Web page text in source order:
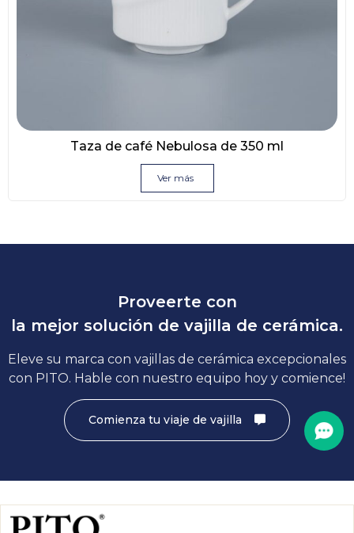
Taza de café Nebulosa de 350 ml
Ver más
Proveerte con
la mejor solución de vajilla de cerámica.
Eleve su marca con vajillas de cerámica excepcionales
con PITO. Hable con nuestro equipo hoy y comience!
Comienza tu viaje de vajilla